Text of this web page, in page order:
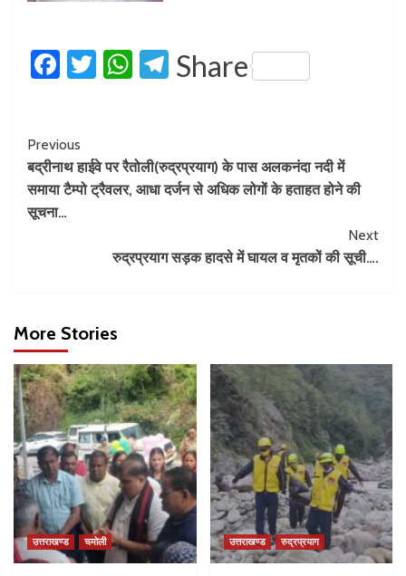
Facebook
Twitter
WhatsApp
Telegram
Share
Previous
बद्रीनाथ हाईवे पर रैतोली(रुद्रप्रयाग) के पास अलकनंदा नदी में
समाया टैम्पो ट्रैवलर, आधा दर्जन से अधिक लोगों के हताहत होने की
सूचना…
Next
रुद्रप्रयाग सड़क हादसे में घायल व मृतकों की सूची….
More Stories
उत्तराखण्ड चमोली उत्तराखण्ड रुद्रप्रयाग